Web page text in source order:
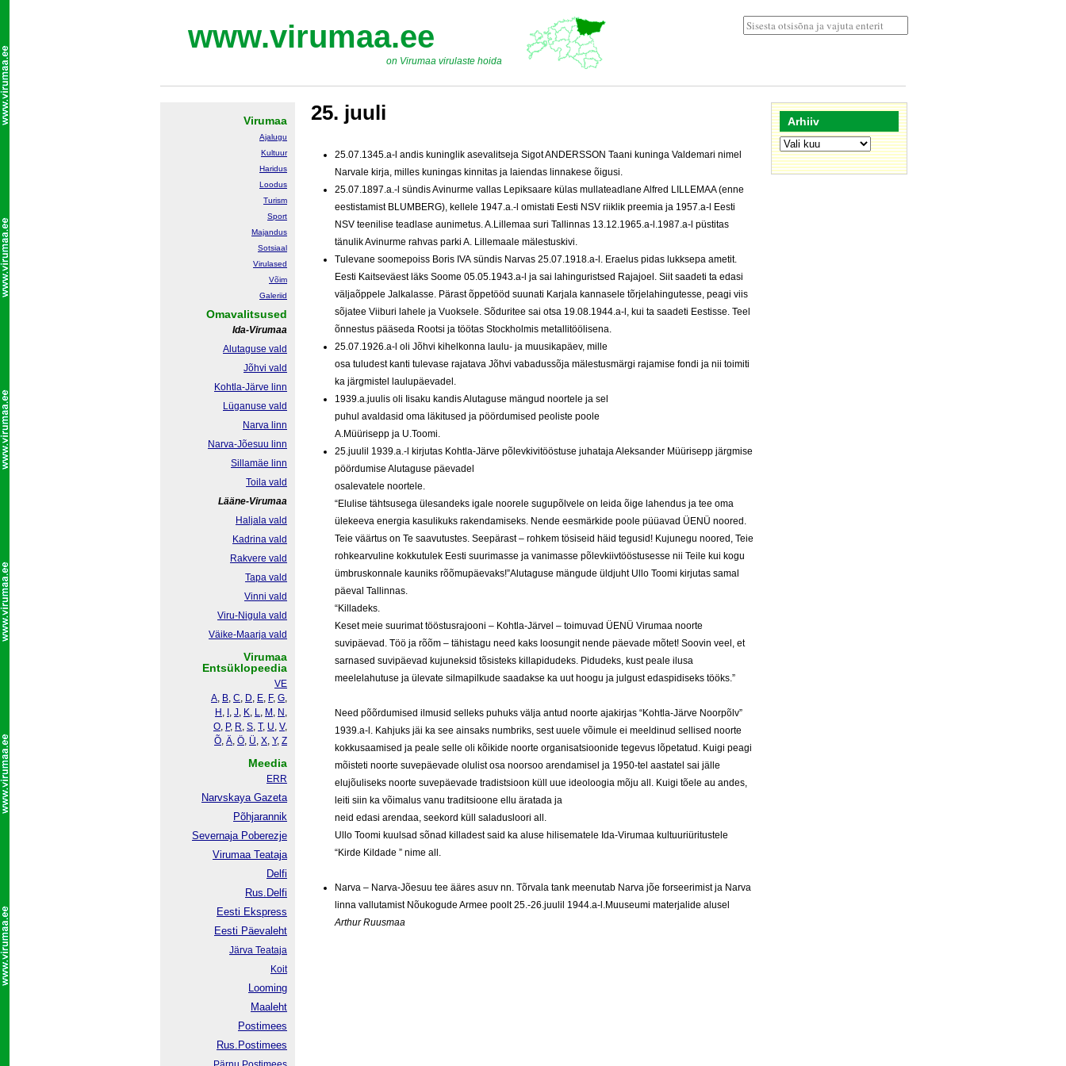
www.virumaa.ee
on Virumaa virulaste hoida
25. juuli
25.07.1345.a-l andis kuninglik asevalitseja Sigot ANDERSSON Taani kuninga Valdemari nimel
Narvale kirja, milles kuningas kinnitas ja laiendas linnakese õigusi.
25.07.1897.a.-l sündis Avinurme vallas Lepiksaare külas mullateadlane Alfred LILLEMAA (enne
eestistamist BLUMBERG), kellele 1947.a.-l omistati Eesti NSV riiklik preemia ja 1957.a-l Eesti
NSV teenilise teadlase aunimetus. A.Lillemaa suri Tallinnas 13.12.1965.a-l.1987.a-l püstitas
tänulik Avinurme rahvas parki A. Lillemaale mälestuskivi.
Tulevane soomepoiss Boris IVA sündis Narvas 25.07.1918.a-l. Eraelus pidas lukksepa ametit.
Eesti Kaitseväest läks Soome 05.05.1943.a-l ja sai lahinguristsed Rajajoel. Siit saadeti ta edasi
väljaõppele Jalkalasse. Pärast õppetööd suunati Karjala kannasele tõrjelahingutesse, peagi viis
sõjatee Viiburi lahele ja Vuoksele. Sõduritee sai otsa 19.08.1944.a-l, kui ta saadeti Eestisse. Teel
õnnestus pääseda Rootsi ja töötas Stockholmis metallitöölisena.
25.07.1926.a-l oli Jõhvi kihelkonna laulu- ja muusikapäev, mille
osa tuludest kanti tulevase rajatava Jõhvi vabadussõja mälestusmärgi rajamise fondi ja nii toimiti
ka järgmistel laulupäevadel.
1939.a.juulis oli Iisaku kandis Alutaguse mängud noortele ja sel
puhul avaldasid oma läkitused ja pöördumised peoliste poole
A.Müürisepp ja U.Toomi.
25.juulil 1939.a.-l kirjutas Kohtla-Järve põlevkivitööstuse juhataja Aleksander Müürisepp järgmise
pöördumise Alutaguse päevadel
osalevatele noortele.
“Elulise tähtsusega ülesandeks igale noorele sugupõlvele on leida õige lahendus ja tee oma
ülekeeva energia kasulikuks rakendamiseks. Nende eesmärkide poole püüavad ÜENÜ noored.
Teie väärtus on Te saavutustes. Seepärast – rohkem tösiseid häid tegusid! Kujunegu noored, Teie
rohkearvuline kokkutulek Eesti suurimasse ja vanimasse põlevkiivtööstusesse nii Teile kui kogu
ümbruskonnale kauniks rõõmupäevaks!”Alutaguse mängude üldjuht Ullo Toomi kirjutas samal
päeval Tallinnas.
“Killadeks.
Keset meie suurimat tööstusrajooni – Kohtla-Järvel – toimuvad ÜENÜ Virumaa noorte
suvipäevad. Töö ja rõõm – tähistagu need kaks loosungit nende päevade mõtet! Soovin veel, et
sarnased suvipäevad kujuneksid tõsisteks killapidudeks. Pidudeks, kust peale ilusa
meelelahutuse ja ülevate silmapilkude saadakse ka uut hoogu ja julgust edaspidiseks tööks.”
Need põõrdumised ilmusid selleks puhuks välja antud noorte ajakirjas “Kohtla-Järve Noorpõlv”
1939.a-l. Kahjuks jäi ka see ainsaks numbriks, sest uuele võimule ei meeldinud sellised noorte
kokkusaamised ja peale selle oli kõikide noorte organisatsioonide tegevus lõpetatud. Kuigi peagi
mõisteti noorte suvepäevade olulist osa noorsoo arendamisel ja 1950-tel aastatel sai jälle
elujõuliseks noorte suvepäevade tradistsioon küll uue ideoloogia mõju all. Kuigi tõele au andes,
leiti siin ka võimalus vanu traditsioone ellu äratada ja
neid edasi arendaa, seekord küll saladusloori all.
Ullo Toomi kuulsad sõnad killadest said ka aluse hilisematele Ida-Virumaa kultuuriüritustele
“Kirde Kildade ” nime all.
Narva – Narva-Jõesuu tee ääres asuv nn. Tõrvala tank meenutab Narva jõe forseerimist ja Narva
linna vallutamist Nõukogude Armee poolt 25.-26.juulil 1944.a-l.Muuseumi materjalide alusel
Arthur Ruusmaa
Virumaa
Ajalugu
Kultuur
Haridus
Loodus
Turism
Sport
Majandus
Sotsiaal
Virulased
Võim
Galeriid
Omavalitsused
Ida-Virumaa
Alutaguse vald
Jõhvi vald
Kohtla-Järve linn
Lüganuse vald
Narva linn
Narva-Jõesuu linn
Sillamäe linn
Toila vald
Lääne-Virumaa
Haljala vald
Kadrina vald
Rakvere vald
Tapa vald
Vinni vald
Viru-Nigula vald
Väike-Maarja vald
Virumaa
Entsüklopeedia
VE
A, B, C, D, E, F, G,
H , , J, K, L, M , N ,
O, P, R, S, T, U, V,
Õ, Ä, Ö, Ü, X, Y, Z
Meedia
ERR
Narvskaya Gazeta
Põhjarannik
Severnaja Poberezje
Virumaa Teataja
Delfi
Rus.Delfi
Eesti Ekspress
Eesti Päevaleht
Järva Teataja
Koit
Looming
Maaleht
Postimees
Rus.Postimees
Arhiiv
Arhiiv